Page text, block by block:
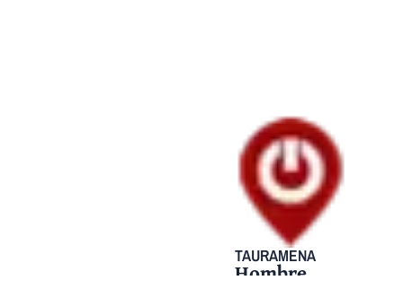
TAURAMENA
Hombre